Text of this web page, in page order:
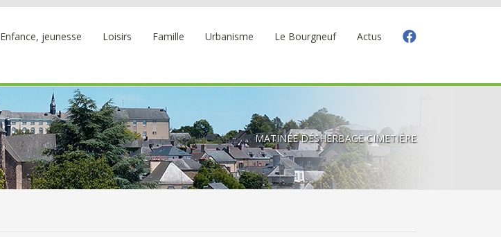
Enfance, jeunesse Loisirs Famille Urbanisme Le Bourgneuf Actus
Accueil Agenda MATINÉE DÉSHERBAGE CIMETIÈRE